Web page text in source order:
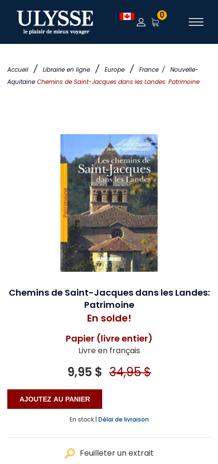
Accueil / Librairie en ligne / Europe / France /
Nouvelle-
Aquitaine Chemins de Saint-Jacques dans les Landes: Patrimoine
0
Chemins de Saint-Jacques dans les Landes:
Patrimoine
En solde!
Papier (livre entier)
Livre en français
9,95 $ 34,95 $
En stock | Délai de livraison
Feuilleter un extrait